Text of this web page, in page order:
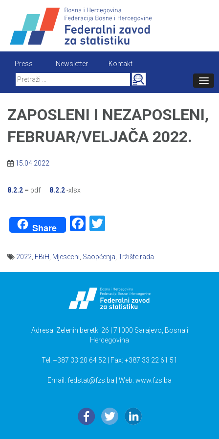
content
Press Newsletter
Kontakt
Search
for:
ZAPOSLENI I NEZAPOSLENI,
FEBRUAR/VELJAČA 2022.
15.04.2022
8.2.2 – pdf 8.2.2-xlsx
Share Facebook
2022 FBiH Mjesecni Saopćenja Tržište rada
Adresa: Zelenih beretki 26 | 71000 Sarajevo, Bosna i
Hercegovina
Tel: +387 33 20 64 52 | Fax: +387 33 22 61 51
Email: fedstat@fzs.ba | Web: www.fzs.ba